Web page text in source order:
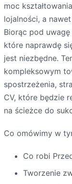
moc
lojalności, a
Biorąc pod
które naprawdę
jest niezbędne.
kompleksowym
spostrzeżenia,
CV, które będzie
na ścieżce do
Co omówimy w
Co robi
Tworzenie